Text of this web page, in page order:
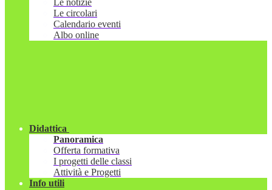
Le notizie
Le circolari
Calendario eventi
Albo online
Didattica
Panoramica
Offerta formativa
I progetti delle classi
Attività e Progetti
Info utili